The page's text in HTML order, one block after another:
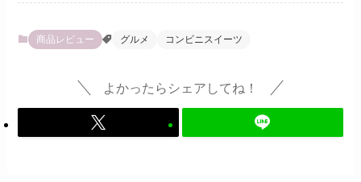
商品レビュー グルメ コンビニスイーツ
よかったらシェアしてね！